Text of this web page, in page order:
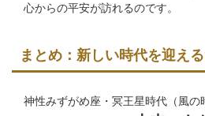
心からの平安が訪れるのです。
まとめ：新しい時代を迎え
神性みずがめ座・冥王星時代（風の